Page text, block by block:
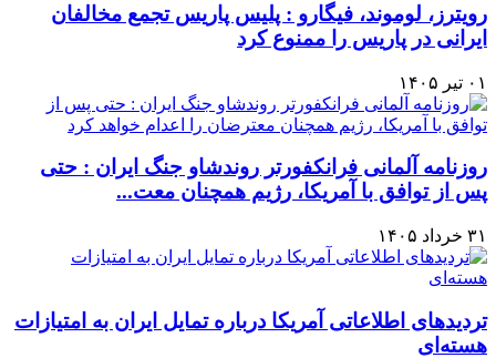
رویترز، لوموند، فیگارو : پلیس پاریس تجمع مخالفان
ایرانی در پاریس را ممنوع کرد
۰۱ تیر ۱۴۰۵
روزنامه آلمانی فرانکفورتر روندشاو جنگ ایران : حتی
پس از توافق با آمریکا، رژیم همچنان معت...
۳۱ خرداد ۱۴۰۵
تردیدهای اطلاعاتی آمریکا درباره تمایل ایران به امتیازات
هسته‌ای